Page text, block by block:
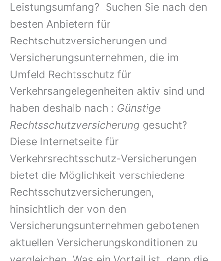
Leistungsumfang? Suchen Sie nach den
besten Anbietern für
Rechtschutzversicherungen und
Versicherungsunternehmen, die im
Umfeld Rechtsschutz für
Verkehrsangelegenheiten aktiv sind und
haben deshalb nach : Günstige
Rechtsschutzversicherung gesucht?
Diese Internetseite für
Verkehrsrechtsschutz-Versicherungen
bietet die Möglichkeit verschiedene
Rechtsschutzversicherungen,
hinsichtlich der von den
Versicherungsunternehmen gebotenen
aktuellen Versicherungskonditionen zu